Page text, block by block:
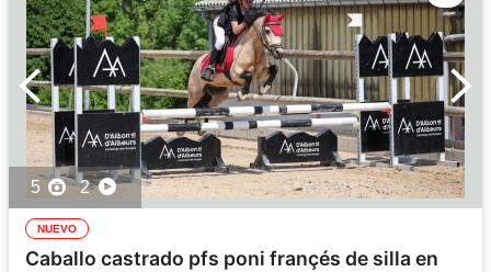
5 2
NUEVO
Caballo castrado pfs poni françés de silla en